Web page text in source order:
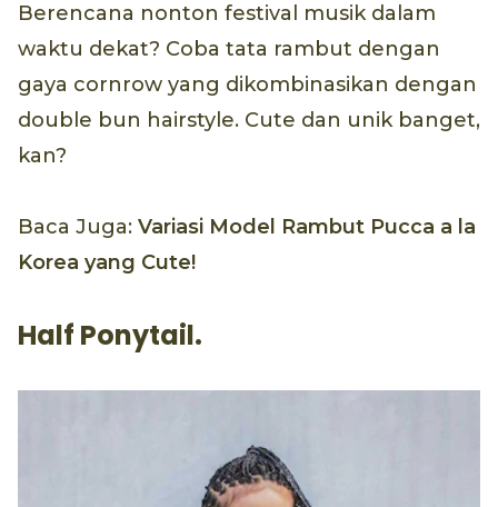
Berencana nonton festival musik dalam
waktu dekat? Coba tata rambut dengan
gaya cornrow yang dikombinasikan dengan
double bun hairstyle. Cute dan unik banget,
kan?
Baca Juga: Variasi Model Rambut Pucca a la
Korea yang Cute!
Half Ponytail.